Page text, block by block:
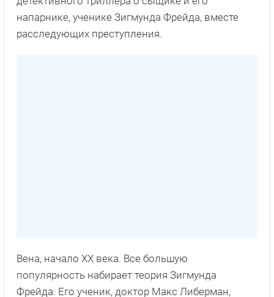
напарнике, ученике Зигмунда Фрейда, вместе
расследующих преступления.
Вена, начало XX века. Все большую
популярность набирает теория Зигмунда
Фрейда. Его ученик, доктор Макс Либерман,